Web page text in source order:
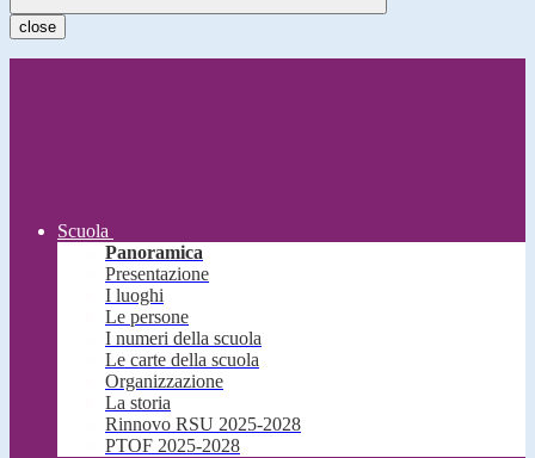
close
Scuola
Panoramica
Presentazione
I luoghi
Le persone
I numeri della scuola
Le carte della scuola
Organizzazione
La storia
Rinnovo RSU 2025-2028
PTOF 2025-2028